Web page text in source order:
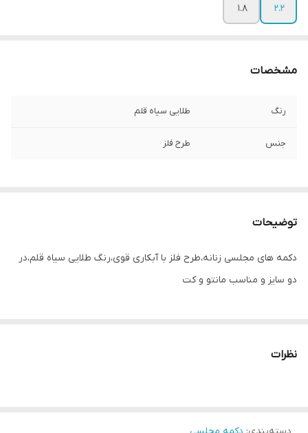
۲.۲
۱.۸
مشخصات
رنگ طلایی سیاه قلم
جنس طرح فلز
توضیحات
دکمه های مجلسی زنانه،طرح فلز با آبکاری قوی،رنگ طلایی سیاه قلم،در
دو سایز و مناسب مانتو و کت
نظرات